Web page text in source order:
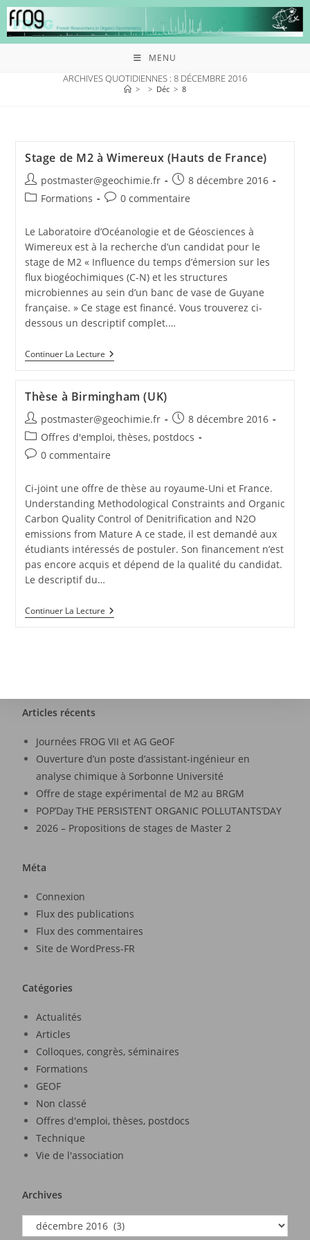
MENU
ARCHIVES QUOTIDIENNES : 8 DÉCEMBRE 2016
> > Déc > 8
Stage de M2 à Wimereux (Hauts de France)
postmaster@geochimie.fr
8 décembre 2016
Formations
0 commentaire
Le Laboratoire d’Océanologie et de Géosciences à
Wimereux est à la recherche d’un candidat pour le
stage de M2 « Influence du temps d’émersion sur les
flux biogéochimiques (C-N) et les structures
microbiennes au sein d’un banc de vase de Guyane
française. » Ce stage est financé. Vous trouverez ci-
dessous un descriptif complet.…
Continuer La Lecture
Thèse à Birmingham (UK)
postmaster@geochimie.fr
8 décembre 2016
Offres d'emploi, thèses, postdocs
0 commentaire
Ci-joint une offre de thèse au royaume-Uni et France.
Understanding Methodological Constraints and Organic
Carbon Quality Control of Denitrification and N2O
emissions from Mature A ce stade, il est demandé aux
étudiants intéressés de postuler. Son financement n’est
pas encore acquis et dépend de la qualité du candidat.
Le descriptif du…
Continuer La Lecture
Articles récents
Journées FROG VII et AG GeOF
Ouverture d’un poste d’assistant-ingénieur en
analyse chimique à Sorbonne Université
Offre de stage expérimental de M2 au BRGM
POP’Day THE PERSISTENT ORGANIC POLLUTANTS’DAY
2026 – Propositions de stages de Master 2
Méta
Connexion
Flux des publications
Flux des commentaires
Site de WordPress-FR
Catégories
Actualités
Articles
Colloques, congrès, séminaires
Formations
GEOF
Non classé
Offres d'emploi, thèses, postdocs
Technique
Vie de l'association
Archives